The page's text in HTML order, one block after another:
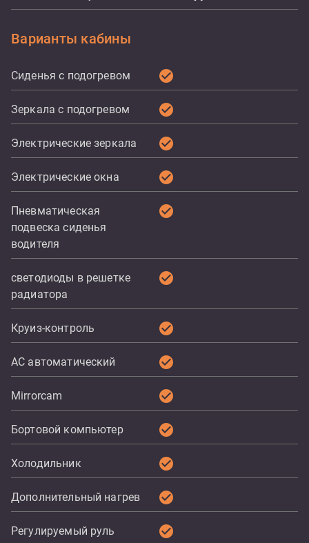
Варианты кабины
Сиденья с подогревом check_circle
Зеркала с подогревом check_circle
Электрические зеркала check_circle
Электрические окна check_circle
Пневматическая
подвеска сиденья
водителя
check_circle
светодиоды в решетке
радиатора
check_circle
Круиз-контроль check_circle
AC автоматический check_circle
Mirrorcam check_circle
Бортовой компьютер check_circle
Холодильник check_circle
Дополнительный нагрев check_circle
Регулируемый руль check_circle